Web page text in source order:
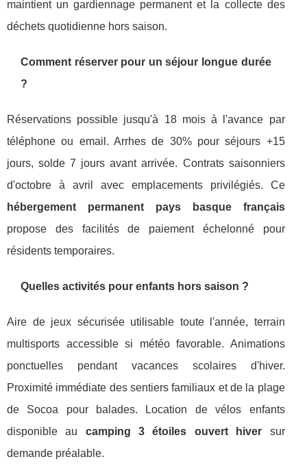
maintient un gardiennage permanent et la collecte des
déchets quotidienne hors saison.
Comment réserver pour un séjour longue durée
?
Réservations possible jusqu'à 18 mois à l'avance par
téléphone ou email. Arrhes de 30% pour séjours +15
jours, solde 7 jours avant arrivée. Contrats saisonniers
d'octobre à avril avec emplacements privilégiés. Ce
hébergement permanent pays basque français
propose des facilités de paiement échelonné pour
résidents temporaires.
Quelles activités pour enfants hors saison ?
Aire de jeux sécurisée utilisable toute l'année, terrain
multisports accessible si météo favorable. Animations
ponctuelles pendant vacances scolaires d'hiver.
Proximité immédiate des sentiers familiaux et de la plage
de Socoa pour balades. Location de vélos enfants
disponible au camping 3 étoiles ouvert hiver sur
demande préalable.